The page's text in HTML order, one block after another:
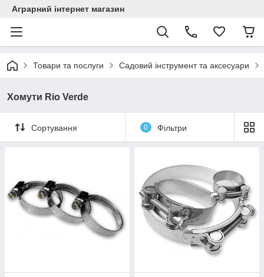
Аграрний інтернет магазин
Товари та послуги Садовий інструмент та аксесуари
Хомути Rio Verde
Сортування 0 Фільтри